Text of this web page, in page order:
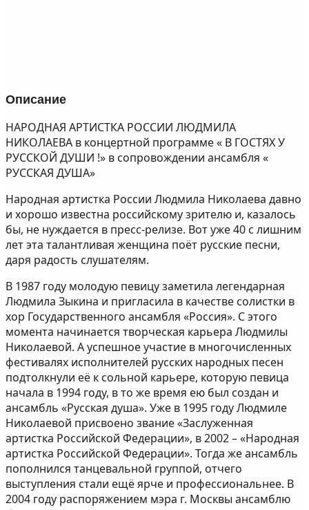
Описание
НАРОДНАЯ АРТИСТКА РОССИИ ЛЮДМИЛА
НИКОЛАЕВА в концертной программе « В ГОСТЯХ У
РУССКОЙ ДУШИ !» в сопровождении ансамбля «
РУССКАЯ ДУША»
Народная артистка России Людмила Николаева давно
и хорошо известна российскому зрителю и, казалось
бы, не нуждается в пресс-релизе. Вот уже 40 с лишним
лет эта талантливая женщина поёт русские песни,
даря радость слушателям.
В 1987 году молодую певицу заметила легендарная
Людмила Зыкина и пригласила в качестве солистки в
хор Государственного ансамбля «Россия». С этого
момента начинается творческая карьера Людмилы
Николаевой. А успешное участие в многочисленных
фестивалях исполнителей русских народных песен
подтолкнули её к сольной карьере, которую певица
начала в 1994 году, в то же время ею был создан и
ансамбль «Русская душа». Уже в 1995 году Людмиле
Николаевой присвоено звание «Заслуженная
артистка Российской Федерации», в 2002 – «Народная
артистка Российской Федерации». Тогда же ансамбль
пополнился танцевальной группой, отчего
выступления стали ещё ярче и профессиональнее. В
2004 году распоряжением мэра г. Москвы ансамблю